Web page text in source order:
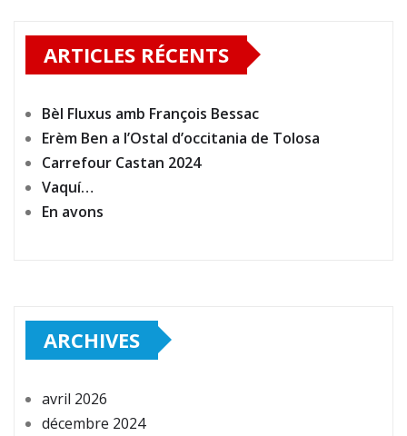
ARTICLES RÉCENTS
Bèl Fluxus amb François Bessac
Erèm Ben a l’Ostal d’occitania de Tolosa
Carrefour Castan 2024
Vaquí…
En avons
ARCHIVES
avril 2026
décembre 2024